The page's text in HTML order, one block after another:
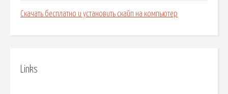
Скачать бесплатно и установить скайп на компьютер
Links